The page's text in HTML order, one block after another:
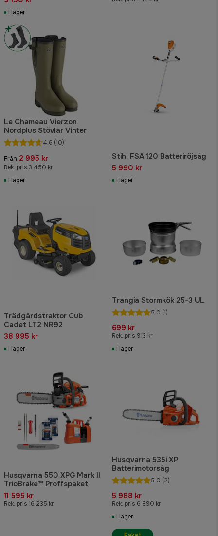
I lager
Le Chameau Vierzon
Nordplus Stövlar Vinter
4.6 (10)
Från 2 995 kr
Rek. pris 3 450 kr
I lager
Stihl FSA 120 Batteriröjsåg
5 990 kr
I lager
Trädgårdstraktor Cub
Cadet LT2 NR92
38 995 kr
I lager
Trangia Stormkök 25-3 UL
5.0 (1)
699 kr
Rek. pris 913 kr
I lager
Husqvarna 550 XPG Mark II
TrioBrake™ Proffspaket
11 595 kr
Rek. pris 16 235 kr
Husqvarna 535i XP
Batterimotorsåg
5.0 (2)
5 988 kr
Rek. pris 6 890 kr
I lager